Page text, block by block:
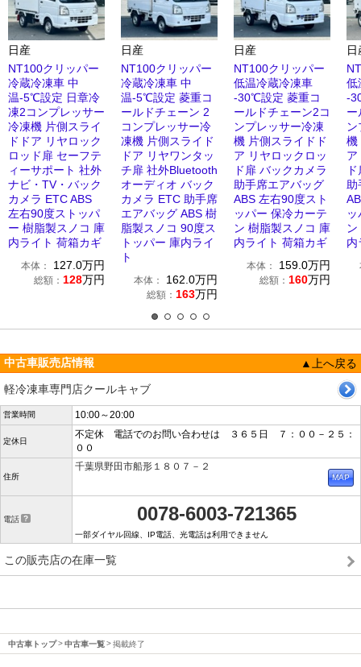
日産
NT100クリッパー
冷蔵冷凍車 中
温-5℃設定 日章冷
凍2コンプレッサー
冷凍機 片側スライ
ドドア リヤロック
ロッド扉 セーフテ
ィーサポート 社外
ナビ・TV・バック
カメラ ETC ABS
左右90度ストッパ
ー 樹脂製スノコ 庫
内ライト 荷箱カギ
本体： 127.0万円
総額： 128万円
日産
NT100クリッパー
冷蔵冷凍車 中
温-5℃設定 菱重コ
ールドチェーン 2
コンプレッサー冷
凍機 片側スライド
ドア リヤワンタッ
チ扉 社外Bluetooth
オーディオ バック
カメラ ETC 助手席
エアバッグ ABS 樹
脂製スノコ 90度ス
トッパー 庫内ライ
ト
本体： 162.0万円
総額： 163万円
日産
NT100クリッパー
低温冷蔵冷凍車
-30℃設定 菱重コ
ールドチェーン2コ
ンプレッサー冷凍
機 片側スライドド
ア リヤロックロッ
ド扉 バックカメラ
助手席エアバッグ
ABS 左右90度スト
ッパー 保冷カーテ
ン 樹脂製スノコ 庫
内ライト 荷箱カギ
本体： 159.0万円
総額： 160万円
日
低
-
ー
機
ア
助
内
中古車販売店情報
▲上へ戻る
軽冷凍車専門店クールキャブ
営業時間 10:00～20:00
定休日
不定休 電話でのお問い合わせは ３６５日 ７：００－２５：
００
住所
千葉県野田市船形１８０７－２
電話 0078-6003-721365
一部ダイヤル回線、IP電話、光電話は利用できません
この販売店の在庫一覧
中古車トップ 中古車一覧 掲載終了